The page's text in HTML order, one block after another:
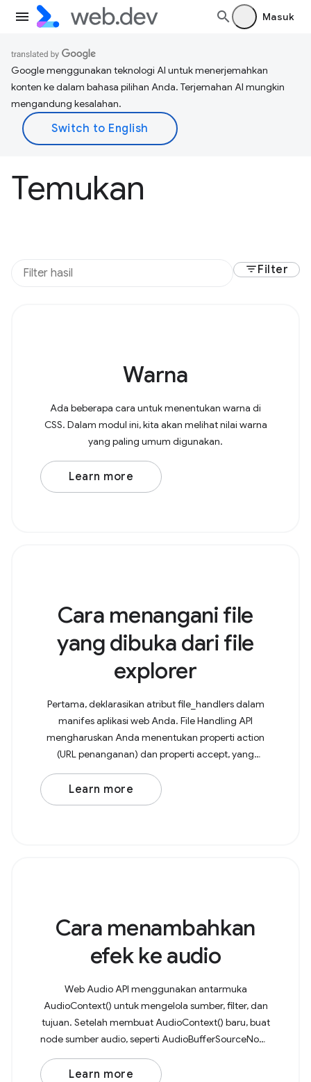
Masuk
Google menggunakan teknologi AI untuk menerjemahkan
konten ke dalam bahasa pilihan Anda. Terjemahan AI mungkin
mengandung kesalahan.
Temukan
filter_listFilter
Warna
Ada beberapa cara untuk menentukan warna di
CSS. Dalam modul ini, kita akan melihat nilai warna
yang paling umum digunakan.
Learn more
Cara menangani file
yang dibuka dari file
explorer
Pertama, deklarasikan atribut file_handlers dalam
manifes aplikasi web Anda. File Handling API
mengharuskan Anda menentukan properti action
(URL penanganan) dan properti accept, yang
merupakan objek dengan jenis MIME sebagai kunci
dan array ekstensi
Learn more
Cara menambahkan
efek ke audio
Web Audio API menggunakan antarmuka
AudioContext() untuk mengelola sumber, filter, dan
tujuan. Setelah membuat AudioContext() baru, buat
node sumber audio, seperti AudioBufferSourceNode
atau OscillatorNode. Sebagai contoh,
pertimbangkan osilator
Learn more